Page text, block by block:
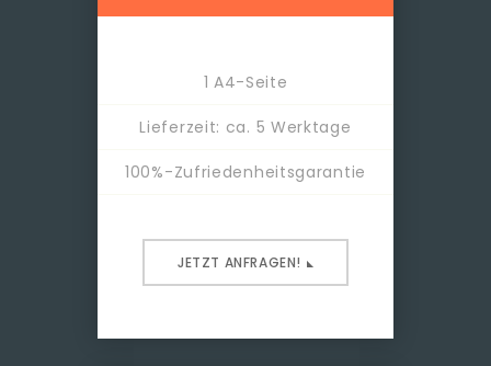
1 A4-Seite
Lieferzeit: ca. 5 Werktage
100%-Zufriedenheitsgarantie
JETZT ANFRAGEN!